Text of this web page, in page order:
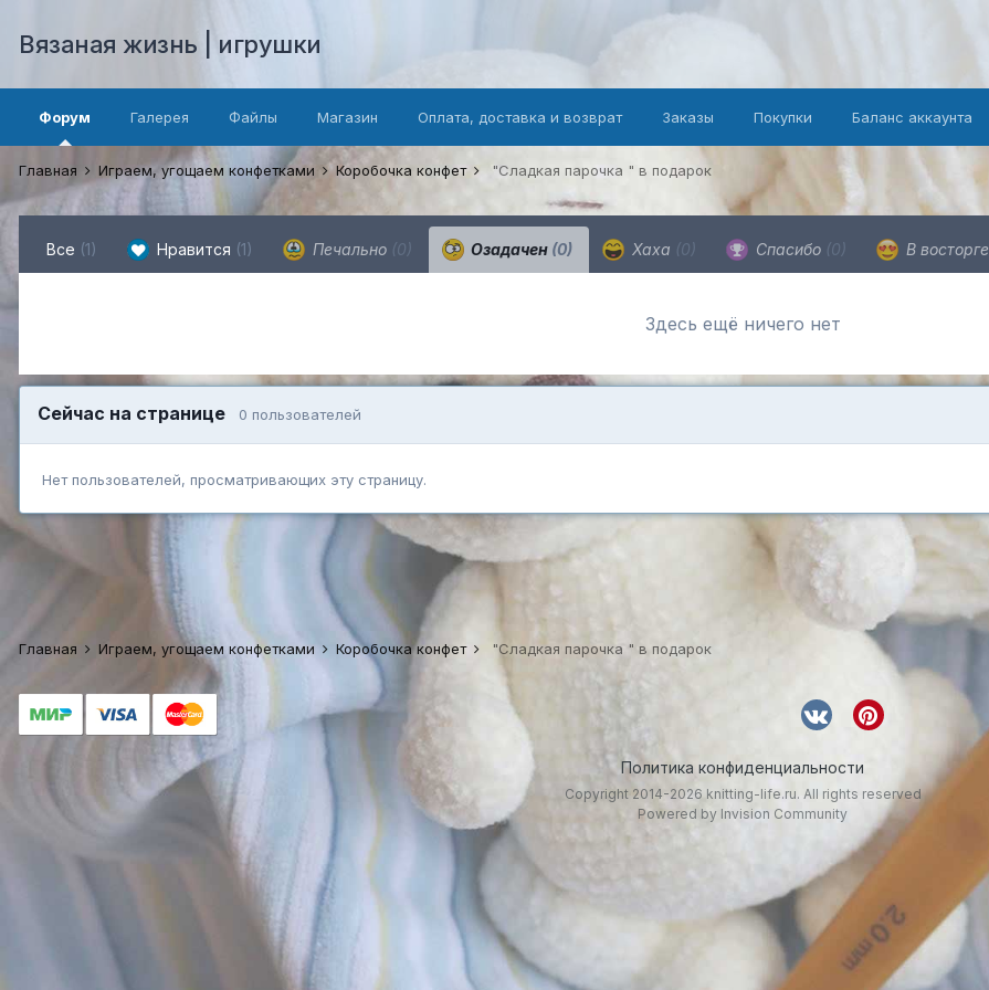
Вязаная жизнь | игрушки
Форум Галерея Файлы Магазин Оплата, доставка и возврат Заказы Покупки Баланс аккаунта
Главная Играем, угощаем конфетками Коробочка конфет "Сладкая парочка " в подарок
Все (1) Нравится (1) Печально (0) Озадачен (0) Хаха (0) Спасибо (0) В восторге
Здесь ещё ничего нет
Сейчас на странице 0 пользователей
Нет пользователей, просматривающих эту страницу.
Главная Играем, угощаем конфетками Коробочка конфет "Сладкая парочка " в подарок
Политика конфиденциальности
Copyright 2014-2026 knitting-life.ru. All rights reserved
Powered by Invision Community